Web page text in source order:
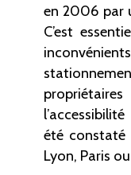
en 2006 par
C’est
été constaté
Lyon, Paris